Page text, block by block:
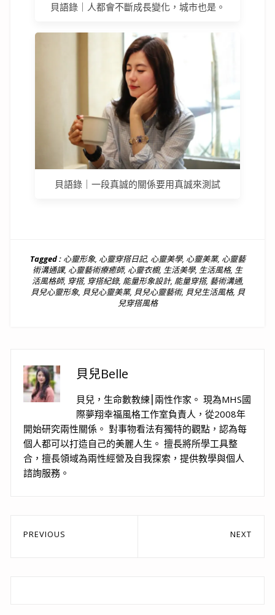
貝語錄｜人都會不斷成長變化，城市也是。
貝語錄｜一段真誠的關係要用真誠來測試
Tagged : 心靈形象, 心靈穿搭日記, 心靈美學, 心靈美業, 心靈藝
術溝通課, 心靈藝術療癒師, 心靈衣櫥, 生活美學, 生活風格, 生
活風格師, 穿搭, 穿搭紀錄, 能量形象設計, 能量穿搭, 藝術溝通,
貝兒心靈形象, 貝兒心靈美業, 貝兒心靈藝術, 貝兒生活風格, 貝
兒穿搭風格
貝兒Belle
貝兒，生命數教練⎮兩性作家。 現為MHS國
際夢翔幸福風格工作室負責人，從2008年
開始研究兩性關係。 對事物看法有獨特的觀點，認為每
個人都可以打造自己的美麗人生。 擅長將所學工具整
合，擅長領域為兩性經營及自我探索，提供教學與個人
諮詢服務。
文
PREVIOUS NEXT